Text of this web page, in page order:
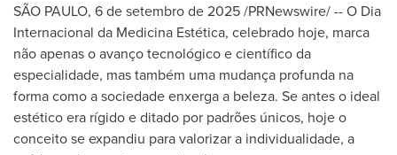
SÃO PAULO, 6 de setembro de 2025/PRNewswire/ -- O Dia
Internacional da Medicina Estética, celebrado hoje, marca
não apenas o avanço tecnológico e científico da
especialidade, mas também uma mudança profunda na
forma como a sociedade enxerga a beleza. Se antes o ideal
estético era rígido e ditado por padrões únicos, hoje o
conceito se expandiu para valorizar a individualidade, a